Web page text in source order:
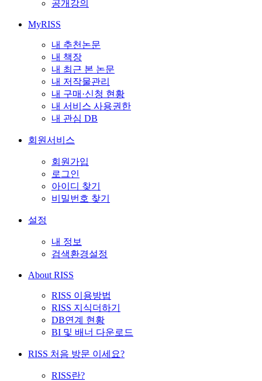
공개강의
MyRISS
내 추천논문
내 책장
내 최근 본 논문
내 저작물관리
내 구매·신청 현황
내 서비스 사용권한
내 관심 DB
회원서비스
회원가입
로그인
아이디 찾기
비밀번호 찾기
설정
내 정보
검색환경설정
About RISS
RISS 이용방법
RISS 지식더하기
DB연계 현황
BI 및 배너 다운로드
RISS 처음 방문 이세요?
RISS란?